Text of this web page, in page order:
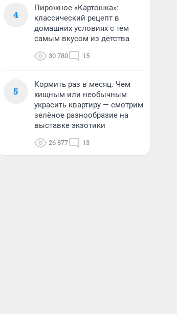
4
Пирожное «Картошка»:
классический рецепт в
домашних условиях с тем
самым вкусом из детства
30 780 15
5
Кормить раз в месяц. Чем
хищным или необычным
украсить квартиру — смотрим
зелёное разнообразие на
выставке экзотики
26 877 13